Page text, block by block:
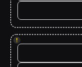
!